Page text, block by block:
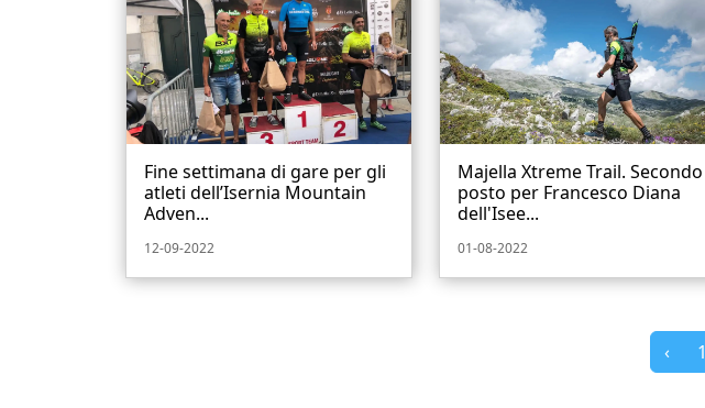
Fine settimana di gare per gli
atleti dell’Isernia Mountain
Adven...
12-09-2022
Majella Xtreme Trail. Secondo
posto per Francesco Diana
dell'Isee...
01-08-2022
‹ 1